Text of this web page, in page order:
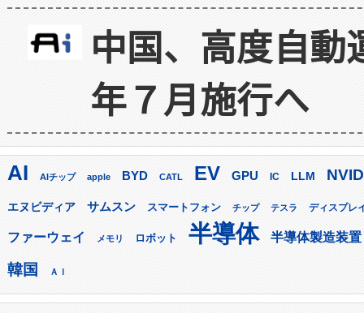
中国、高度自
年７月施行へ
AI AIチップ apple BYD CATL EV GPU IC LLM
エヌビディア サムスン スマートフォン チップ テスラ ディスプレ
ファーウェイ メモリ ロボット 半導体 半導体製造装置
韓国 ＡＩ